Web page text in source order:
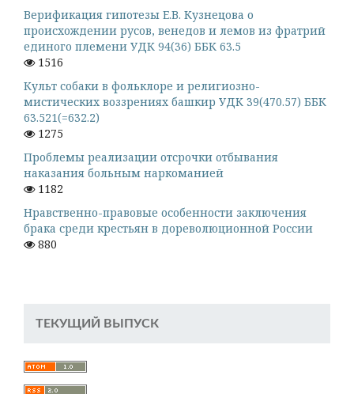
Верификация гипотезы Е.В. Кузнецова о
происхождении русов, венедов и лемов из фратрий
единого племени УДК 94(36) ББК 63.5
1516
Культ собаки в фольклоре и религиозно-
мистических воззрениях башкир УДК 39(470.57) ББК
63.521(=632.2)
1275
Проблемы реализации отсрочки отбывания
наказания больным наркоманией
1182
Нравственно-правовые особенности заключения
брака среди крестьян в дореволюционной России
880
ТЕКУЩИЙ ВЫПУСК